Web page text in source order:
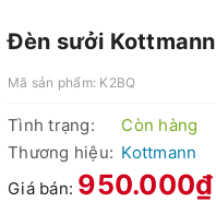
Đèn sưởi
Mã sản phẩm: K2BQ
Tình trạng:
Còn hàng
Thương hiệu: Kottmann
Giá bán: 950.000₫